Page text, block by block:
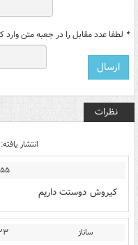
* لطفا عدد مقابل را در جعبه متن وارد
نظرات
انتشار یافته:
۲۳:۵۵
کیروش دوستت داریم
ساناز ۱۴:۲۳